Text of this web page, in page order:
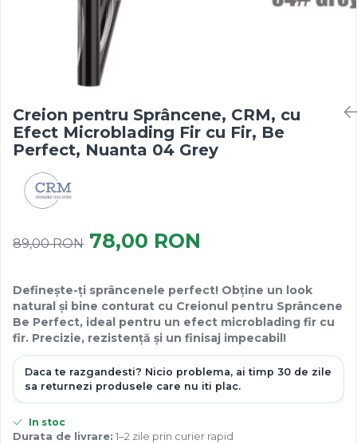
Creion pentru Sprâncene, CRM, cu
Efect Microblading Fir cu Fir, Be
Perfect, Nuanta 04 Grey
89,00 RON 78,00 RON
Definește-ți sprâncenele perfect! Obține un look
natural și bine conturat cu Creionul pentru Sprâncene
Be Perfect, ideal pentru un efect microblading fir cu
fir. Precizie, rezistență și un finisaj impecabil!
In stoc
Durata de livrare: 1–2 zile prin curier rapid